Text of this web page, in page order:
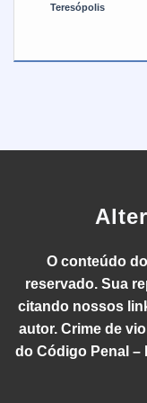
Teresópolis
O conteúdo
reservado. Sua
citando nossos
autor. Crime de
do Código Penal –